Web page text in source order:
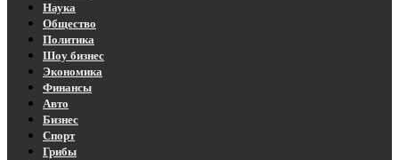
Наука
Общество
Политика
Шоу бизнес
Экономика
Финансы
Авто
Бизнес
Спорт
Грибы